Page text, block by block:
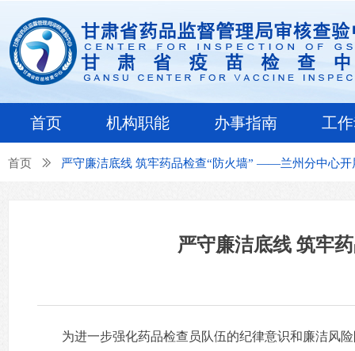
首页 机构职能 办事指南 工
严守廉洁底线 筑牢
为进一步强化药品检查员队伍的纪律意识和廉洁风
首页 ꅀ 严守廉洁底线 筑牢药品检查“防火墙” ——兰州分中心开